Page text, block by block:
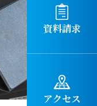
資料請求
アクセス